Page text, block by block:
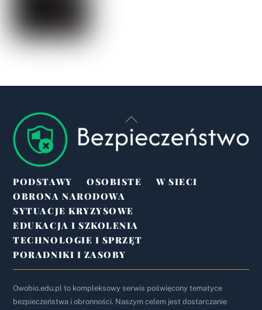
Back
To
Top
PODSTAWY OSOBISTE
W SIECI
OBRONA NARODOWA
SYTUACJE KRYZYSOWE
EDUKACJA I SZKOLENIA
TECHNOLOGIE I SPRZĘT
PORADNIKI I ZASOBY
Owobio.edu.pl to kompleksowy serwis poświęcony tematyce
bezpieczeństwa i obronności. Naszym celem jest dostarczanie